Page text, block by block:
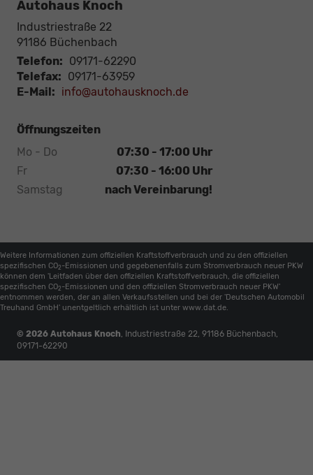
Autohaus Knoch
Industriestraße 22
91186 Büchenbach
Telefon: 09171-62290
Telefax: 09171-63959
E-Mail: info@autohausknoch.de
Öffnungszeiten
Mo - Do
07:30 - 17:00 Uhr
Fr
07:30 - 16:00 Uhr
Samstag
nach Vereinbarung!
Weitere Informationen zum offiziellen Kraftstoffverbrauch und zu den offiziellen
spezifischen CO2 -Emissionen und gegebenenfalls zum Stromverbrauch neuer PKW
können dem 'Leitfaden über den offiziellen Kraftstoffverbrauch, die offiziellen
spezifischen CO2 -Emissionen und den offiziellen Stromverbrauch neuer PKW'
entnommen werden, der an allen Verkaufsstellen und bei der 'Deutschen Automobil
Treuhand GmbH' unentgeltlich erhältlich ist unter www.dat.de.
© 2026 Autohaus Knoch, Industriestraße 22, 91186 Büchenbach,
09171-62290